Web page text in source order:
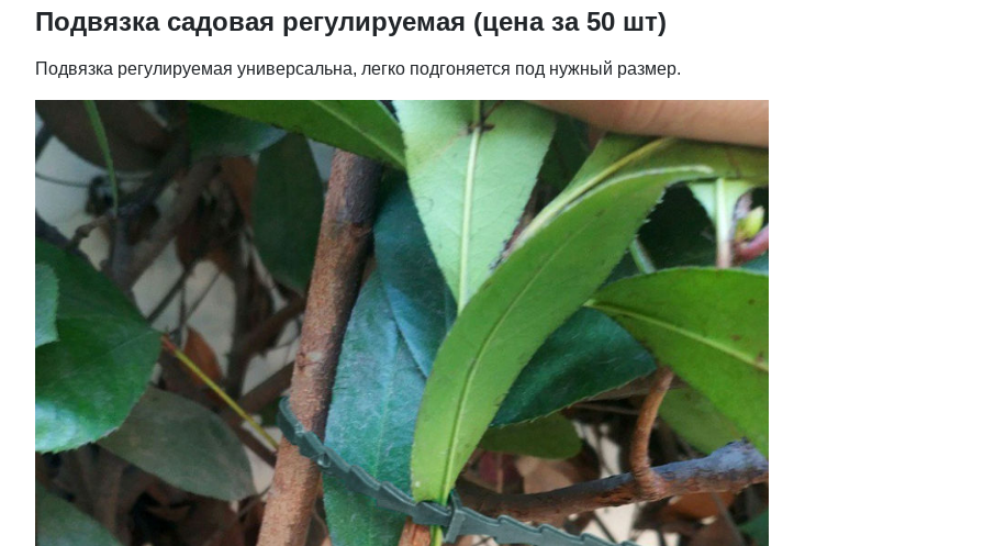
Подвязка садовая регулируемая (цена за 50 шт)
Подвязка регулируемая универсальна, легко подгоняется под нужный размер.